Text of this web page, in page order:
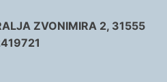
ZVONIMIRA 2, 31555